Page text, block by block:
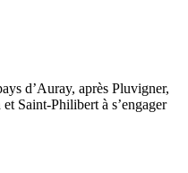
d’Auray, après Pluvigner,
Saint-Philibert à s’engager